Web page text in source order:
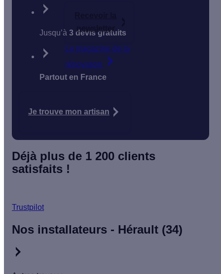
newsletter
Le magazine de la
rénovation
Jusqu’à 3 devis gratuits
Partout en France
Je trouve mon artisan
Déjà plus de 1 200 clients
satisfaits !
Trustpilot
Nos installateurs - Hérault (34)